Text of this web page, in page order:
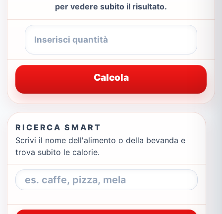
per vedere subito il risultato.
Calcola
RICERCA SMART
Scrivi il nome dell'alimento o della bevanda e
trova subito le calorie.